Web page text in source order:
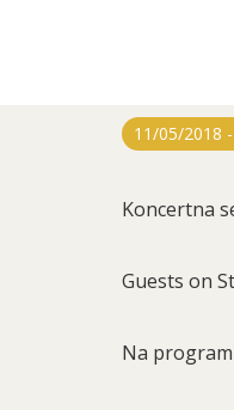
11/05/2018
Koncertna
Guests on
Na